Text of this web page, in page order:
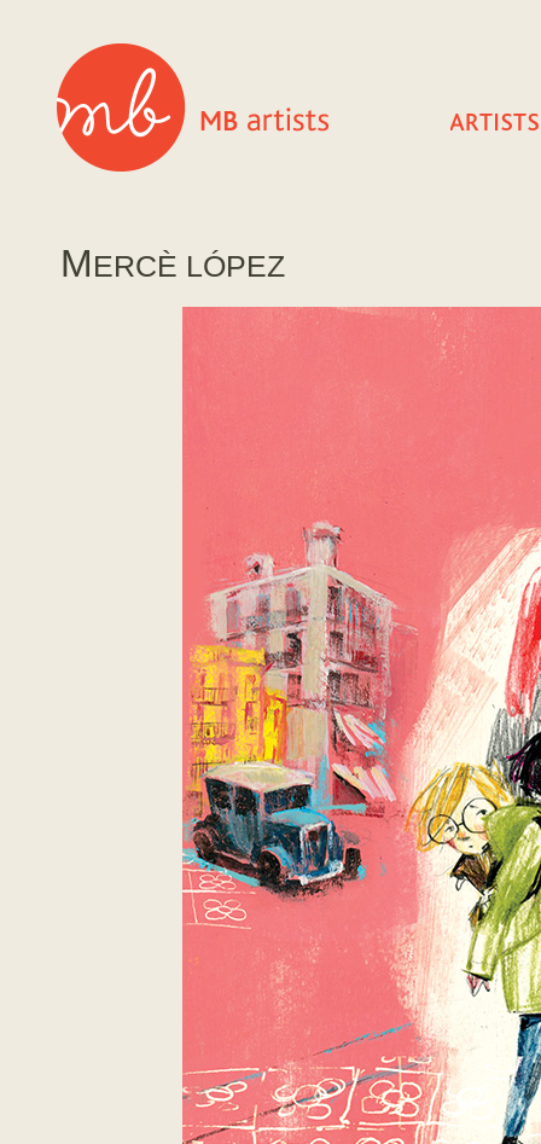
MERCÈ LÓPEZ